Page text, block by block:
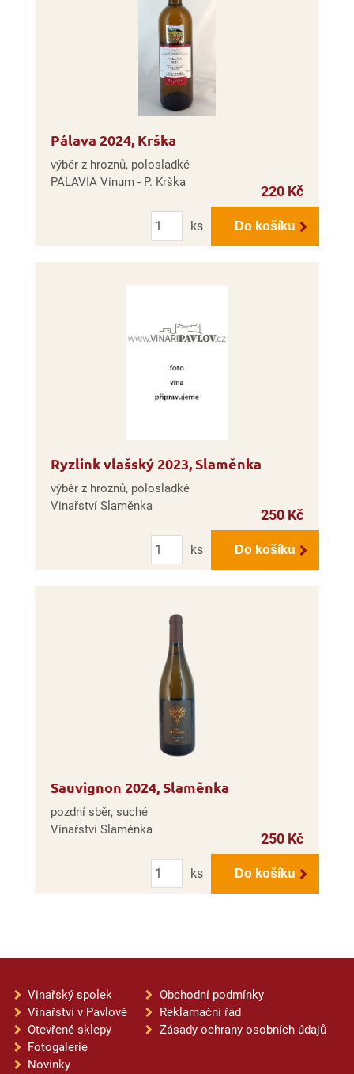
Pálava 2024, Krška
výběr z hroznů, polosladké
PALAVIA Vinum - P. Krška
220 Kč
Počet
ks
Do košíku
Ryzlink vlašský 2023, Slaměnka
výběr z hroznů, polosladké
Vinařství Slaměnka
250 Kč
Počet
ks
Do košíku
Sauvignon 2024, Slaměnka
pozdní sběr, suché
Vinařství Slaměnka
250 Kč
Počet
ks
Do košíku
Vinařský spolek
Vinařství v Pavlově
Otevřené sklepy
Fotogalerie
Novinky
Obchodní podmínky
Reklamační řád
Zásady ochrany osobních údajů